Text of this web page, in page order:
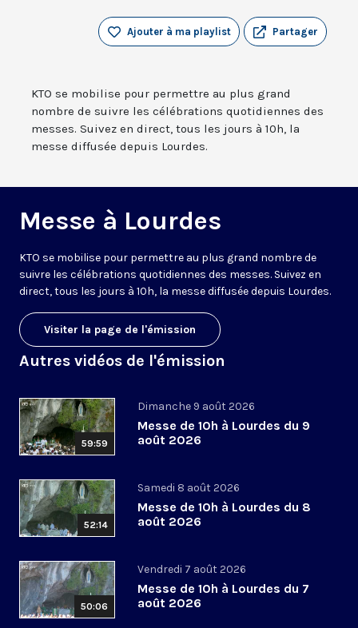
Partager
Ajouter à ma playlist
KTO se mobilise pour permettre au plus grand
nombre de suivre les célébrations quotidiennes des
messes. Suivez en direct, tous les jours à 10h, la
messe diffusée depuis Lourdes.
Messe à Lourdes
KTO se mobilise pour permettre au plus grand nombre de
suivre les célébrations quotidiennes des messes. Suivez en
direct, tous les jours à 10h, la messe diffusée depuis Lourdes.
Visiter la page de l'émission
Autres vidéos de l'émission
59:59
Dimanche 9 août 2026
Messe de 10h à Lourdes du 9
août 2026
52:14
Samedi 8 août 2026
Messe de 10h à Lourdes du 8
août 2026
50:06
Vendredi 7 août 2026
Messe de 10h à Lourdes du 7
août 2026